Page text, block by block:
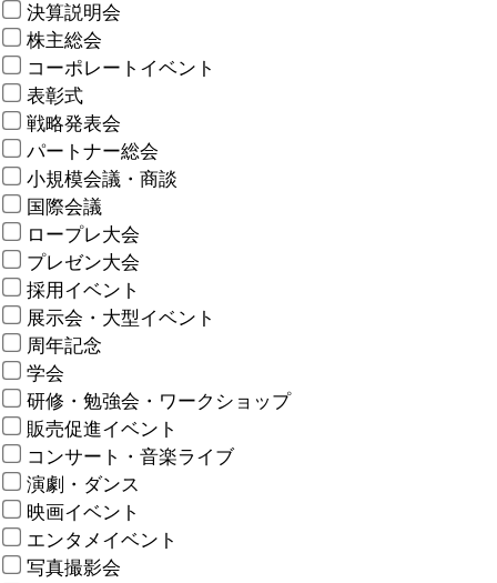
決算説明会
株主総会
コーポレートイベント
表彰式
戦略発表会
パートナー総会
小規模会議・商談
国際会議
ロープレ大会
プレゼン大会
採用イベント
展示会・大型イベント
周年記念
学会
研修・勉強会・ワークショップ
販売促進イベント
コンサート・音楽ライブ
演劇・ダンス
映画イベント
エンタメイベント
写真撮影会